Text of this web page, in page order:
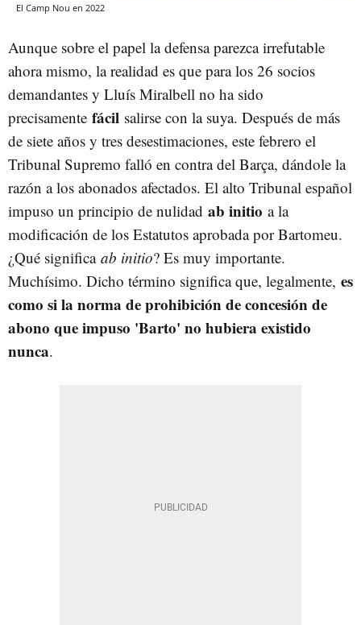
El Camp Nou en 2022
Aunque sobre el papel la defensa parezca irrefutable
ahora mismo, la realidad es que para los 26 socios
demandantes y Lluís Miralbell no ha sido
precisamente fácil salirse con la suya. Después de más
de siete años y tres desestimaciones, este febrero el
Tribunal Supremo falló en contra del Barça, dándole la
razón a los abonados afectados. El alto Tribunal español
impuso un principio de nulidad ab initio a la
modificación de los Estatutos aprobada por Bartomeu.
¿Qué significaab initio? Es muy importante.
Muchísimo. Dicho término significa que, legalmente, es
como si la norma de prohibición de concesión de
abono que impuso 'Barto' no hubiera existido
nunca.